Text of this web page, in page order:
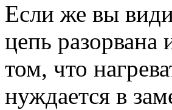
Если же вы
цепь разорвана
том, что
нуждается в